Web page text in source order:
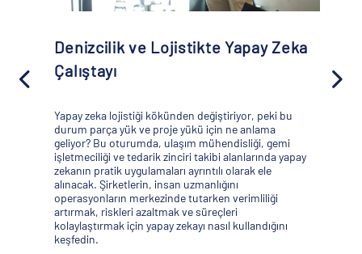
Gemi kiralama ilkeleri
konusundaki bilgilerinizi
Institute of Chartered Shipbrokers ile ortaklaşa
düzenlenen bu orta seviye atölye çalışmasına
katılarak, gemi kiralama ilkeleri ve uygulamalarını
derinlemesine inceleyin. Hem tam zamanlı gemi
kiralama uzmanları hem de gemi kiralama
sözleşmeleriyle çalışanlar için tasarlanan bu oturum,
uzmanlığınızı geliştirmek için değerli bilgiler sunuyor.